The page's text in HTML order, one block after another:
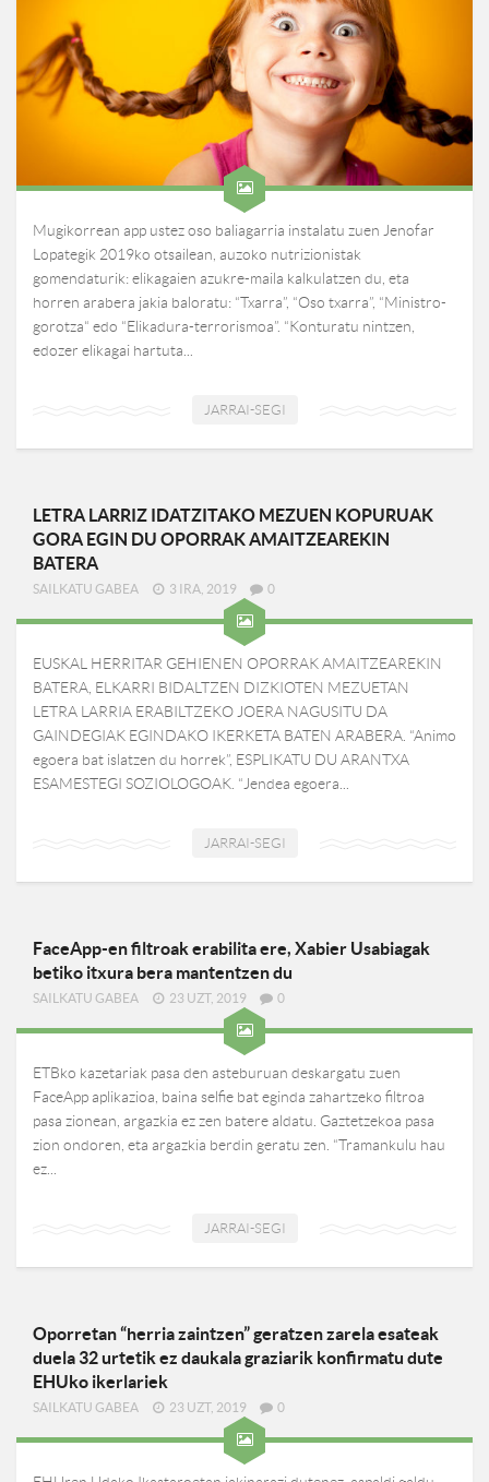
Mugikorrean app ustez oso baliagarria instalatu zuen Jenofar
Lopategik 2019ko otsailean, auzoko nutrizionistak
gomendaturik: elikagaien azukre-maila kalkulatzen du, eta
horren arabera jakia baloratu: “Txarra”, “Oso txarra”, “Ministro-
gorotza“ edo “Elikadura-terrorismoa”. “Konturatu nintzen,
edozer elikagai hartuta...
JARRAI-SEGI
LETRA LARRIZ IDATZITAKO MEZUEN KOPURUAK
GORA EGIN DU OPORRAK AMAITZEAREKIN
BATERA
SAILKATU GABEA 3 IRA, 2019 0
EUSKAL HERRITAR GEHIENEN OPORRAK AMAITZEAREKIN
BATERA, ELKARRI BIDALTZEN DIZKIOTEN MEZUETAN
LETRA LARRIA ERABILTZEKO JOERA NAGUSITU DA
GAINDEGIAK EGINDAKO IKERKETA BATEN ARABERA. “Animo
egoera bat islatzen du horrek”, ESPLIKATU DU ARANTXA
ESAMESTEGI SOZIOLOGOAK. “Jendea egoera...
JARRAI-SEGI
FaceApp-en filtroak erabilita ere, Xabier Usabiagak
betiko itxura bera mantentzen du
SAILKATU GABEA 23 UZT, 2019 0
ETBko kazetariak pasa den asteburuan deskargatu zuen
FaceApp aplikazioa, baina selfie bat eginda zahartzeko filtroa
pasa zionean, argazkia ez zen batere aldatu. Gaztetzekoa pasa
zion ondoren, eta argazkia berdin geratu zen. “Tramankulu hau
ez...
JARRAI-SEGI
Oporretan “herria zaintzen” geratzen zarela esateak
duela 32 urtetik ez daukala graziarik konfirmatu dute
EHUko ikerlariek
SAILKATU GABEA 23 UZT, 2019 0